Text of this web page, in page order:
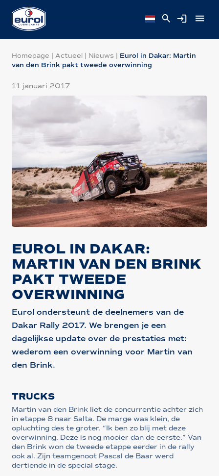
Homepage | Actueel | Nieuws | Eurol in Dakar: Martin
van den Brink pakt tweede overwinning
11 januari 2017
EUROL IN DAKAR:
MARTIN VAN DEN BRINK
PAKT TWEEDE
OVERWINNING
Eurol ondersteunt de deelnemers van de
Dakar Rally 2017. We brengen je een
dagelijkse update over de prestaties met:
wederom een overwinning voor Martin van
den Brink.
TRUCKS
Martin van den Brink liet de concurrentie achter zich
in etappe 8 naar Salta. De marge was klein, de
opluchting des te groter. “Ik ben zo blij met deze
overwinning. Deze is nog mooier dan de eerste.” Van
den Brink won de tweede etappe eerder in de rally
ook al. Zijn teamgenoot Pascal de Baar werd
dertiende in de special stage.